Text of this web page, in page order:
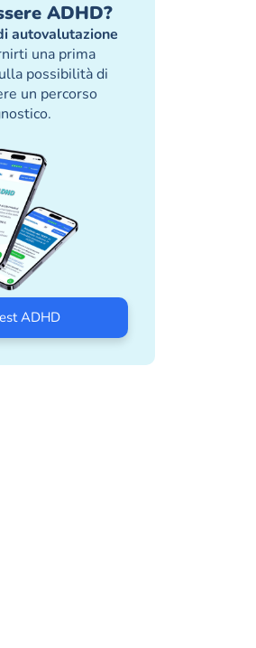
ADHD?
autovalutazione
una prima
possibilità di
un percorso
ADHD